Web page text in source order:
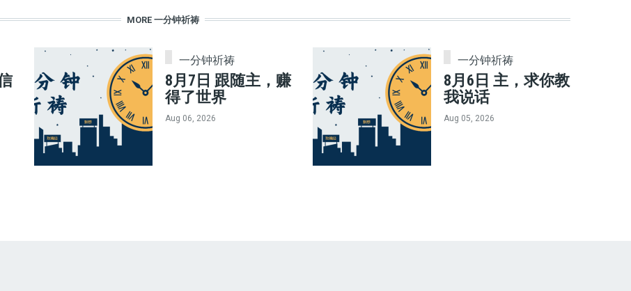
MORE 一分钟祈祷
一分钟祈祷
8月7日 跟随主，赚
得了世界
Aug 06, 2026
一分钟祈祷
8月6日 主，求你教
我说话
Aug 05, 2026